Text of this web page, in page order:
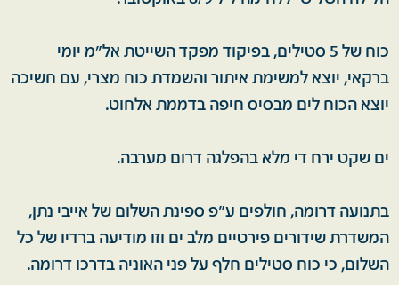
כוח של 5 סטילים, בפיקוד מפקד השייטת אל״מ יומי
ברקאי, יוצא למשימת איתור והשמדת כוח מצרי, עם חשיכה
יוצא הכוח לים מבסיס חיפה בדממת אלחוט.
ים שקט ירח די מלא בהפלגה דרום מערבה.
בתנועה דרומה, חולפים ע״פ ספינת השלום של אייבי נתן,
המשדרת שידורים פירטיים מלב ים וזו מודיעה ברדיו של כל
השלום, כי כוח סטילים חלף על פני האוניה בדרכו דרומה.